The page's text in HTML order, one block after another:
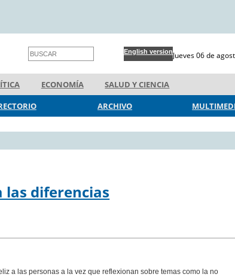
Jueves 06 de
English version
ECONOMÍA
SALUD Y CIENCIA
ARCHIVO
las diferencias
a las personas a la vez que reflexionan sobre temas como la no